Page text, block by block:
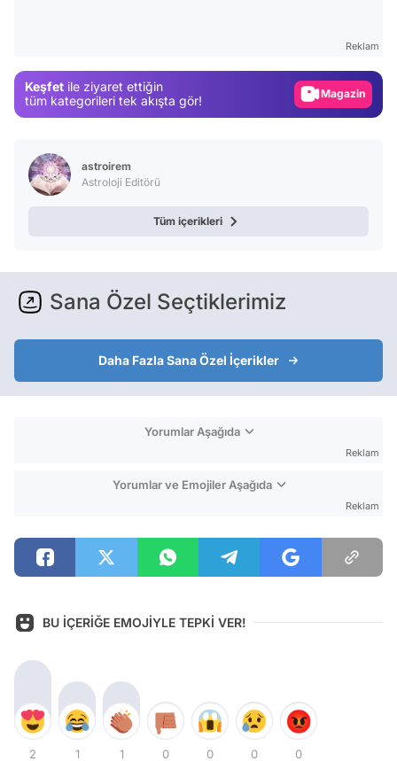
Reklam
Keşfet ile ziyaret ettiğin
tüm kategorileri tek akışta gör!
Magazin
astroirem
Astroloji Editörü
Tüm içerikleri
Sana Özel Seçtiklerimiz
Daha Fazla Sana Özel İçerikler
Yorumlar Aşağıda
Reklam
Yorumlar ve Emojiler Aşağıda
Reklam
BU İÇERİĞE EMOJİYLE TEPKİ VER!
2 1 1 0 0 0 0